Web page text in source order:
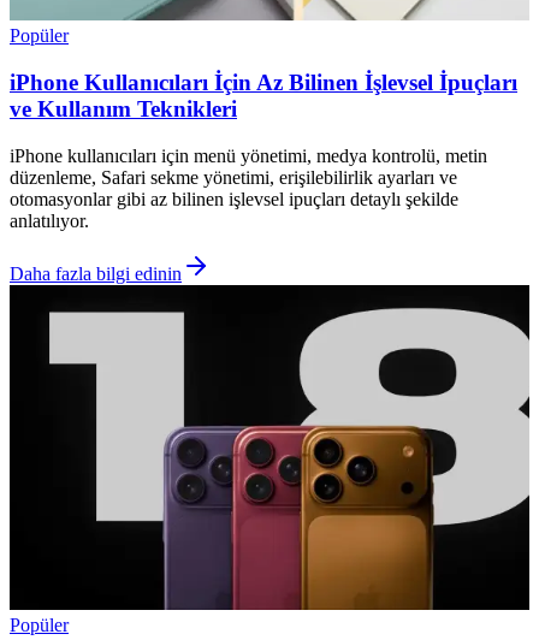
Popüler
iPhone Kullanıcıları İçin Az Bilinen İşlevsel İpuçları
ve Kullanım Teknikleri
iPhone kullanıcıları için menü yönetimi, medya kontrolü, metin
düzenleme, Safari sekme yönetimi, erişilebilirlik ayarları ve
otomasyonlar gibi az bilinen işlevsel ipuçları detaylı şekilde
anlatılıyor.
Daha fazla bilgi edinin
Popüler